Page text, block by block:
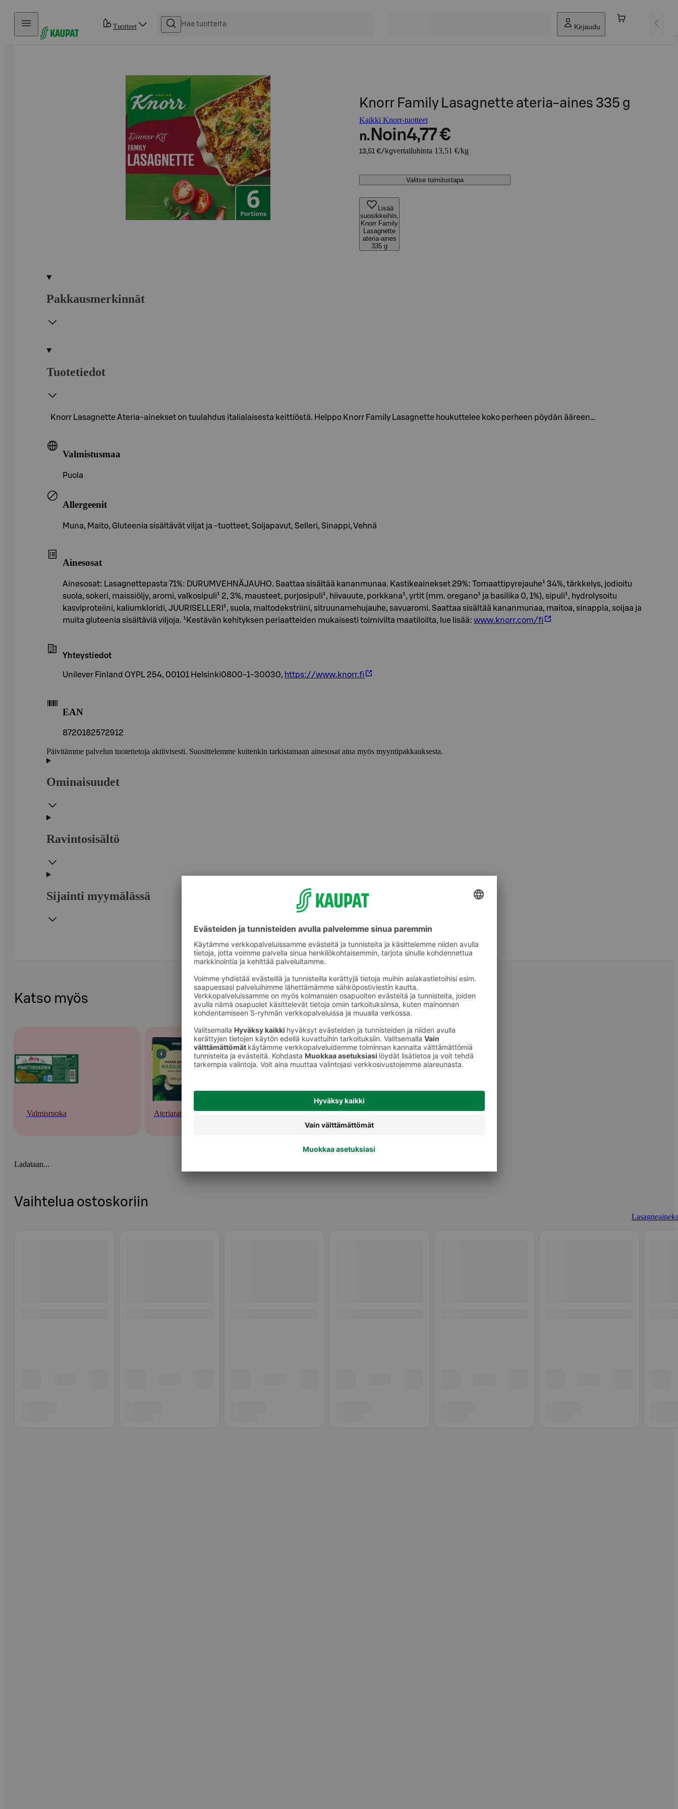
Hyppää sisältöön
Tuotteet Kirjaudu
Knorr Family Lasagnette ateria-aines 335 g
Kaikki Knorr-tuotteet
n. Noin4,77 €
13,51 €/kgvertailuhinta 13,51 €/kg
Valitse toimitustapa
Lisää
suosikkeihin,
Knorr Family
Lasagnette
ateria-aines
335 g
Pakkausmerkinnät
Tuotetiedot
Knorr Lasagnette Ateria-ainekset on tuulahdus italialaisesta keittiöstä. Helppo Knorr Family Lasagnette houkuttelee koko perheen pöydän ääreen…
Valmistusmaa
Puola
Allergeenit
Muna, Maito, Gluteenia sisältävät viljat ja -tuotteet, Soijapavut, Selleri, Sinappi, Vehnä
Ainesosat
Ainesosat: Lasagnettepasta 71%: DURUMVEHNÄJAUHO. Saattaa sisältää kananmunaa. Kastikeainekset 29%: Tomaattipyrejauhe¹ 34%, tärkkelys, jodioitu
suola, sokeri, maissiöljy, aromi, valkosipuli¹ 2, 3%, mausteet, purjosipuli¹, hiivauute, porkkana¹, yrtit (mm. oregano¹ ja basilika 0, 1%), sipuli¹, hydrolysoitu
kasviproteiini, kaliumkloridi, JUURISELLERI¹, suola, maltodekstriini, sitruunamehujauhe, savuaromi. Saattaa sisältää kananmunaa, maitoa, sinappia, soijaa ja
muita gluteenia sisältäviä viljoja. ¹Kestävän kehityksen periaatteiden mukaisesti toimivilta maatiloilta, lue lisää: www.knorr.com/fi
Yhteystiedot
Unilever Finland OYPL 254, 00101 Helsinki0800-1-30030, https://www.knorr.fi
EAN
8720182572912
Päivitämme palvelun tuotetietoja aktiivisesti. Suosittelemme kuitenkin tarkistamaan ainesosat aina myös myyntipakkauksesta.
Ominaisuudet
Ravintosisältö
Sijainti myymälässä
Katso myös
Valmisruoka Ateriaratkaisut Lasagneainekset
Ladataan...
Vaihtelua ostoskoriin